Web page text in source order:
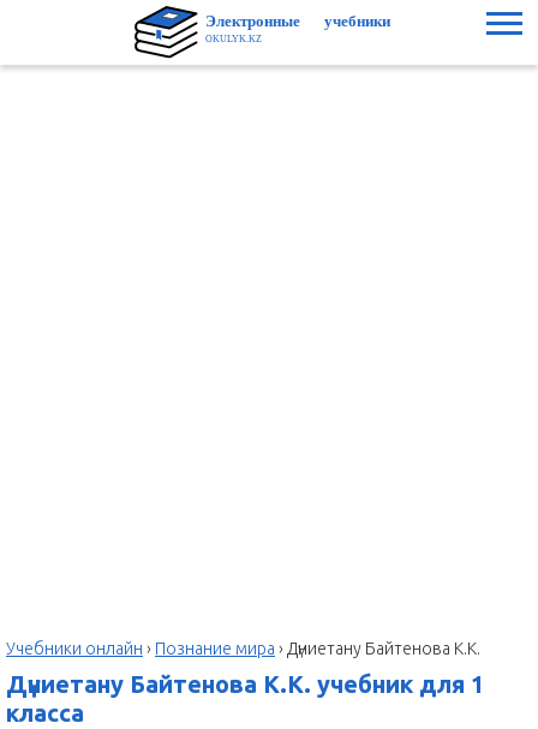
Учебники онлайн › Познание мира ›Дүниетану Байтенова К.К.
Дүниетану Байтенова К.К. учебник для 1
класса